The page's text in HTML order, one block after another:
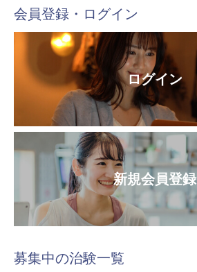
会員登録・ログイン
ログイン
新規会員登録
募集中の治験一覧